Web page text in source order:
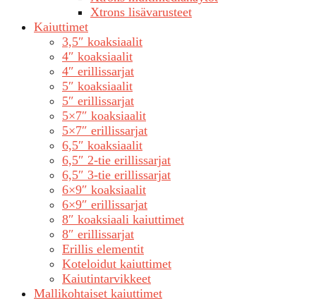
Xtrons lisävarusteet
Kaiuttimet
3,5″ koaksiaalit
4″ koaksiaalit
4″ erillissarjat
5″ koaksiaalit
5″ erillissarjat
5×7″ koaksiaalit
5×7″ erillissarjat
6,5″ koaksiaalit
6,5″ 2-tie erillissarjat
6,5″ 3-tie erillissarjat
6×9″ koaksiaalit
6×9″ erillissarjat
8″ koaksiaali kaiuttimet
8″ erillissarjat
Erillis elementit
Koteloidut kaiuttimet
Kaiutintarvikkeet
Mallikohtaiset kaiuttimet